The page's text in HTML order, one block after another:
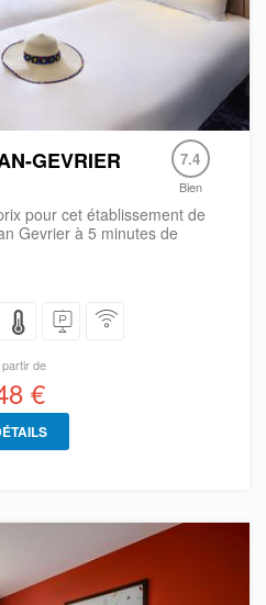
GEVRIER 7.4
Bien
pour cet établissement de
Gevrier à 5 minutes de
de
€